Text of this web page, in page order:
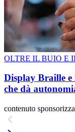
OLTRE IL BUIO E
Display Braille
che dà
contenuto